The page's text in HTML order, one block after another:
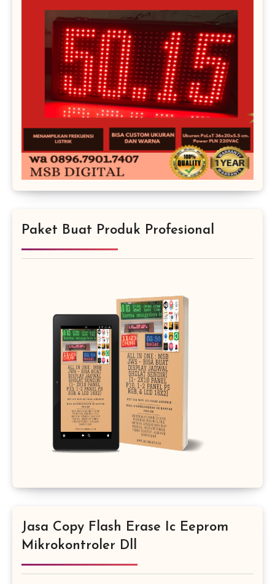
Paket Buat Produk Profesional
Jasa Copy Flash Erase Ic Eeprom
Mikrokontroler Dll